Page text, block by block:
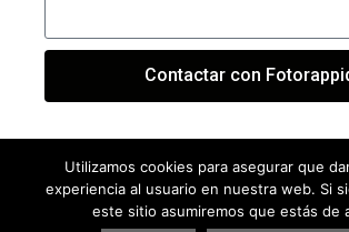
Contactar con
Utilizamos cookies para asegurar que
experiencia al usuario en nuestra web. Si
este sitio asumiremos que estás de